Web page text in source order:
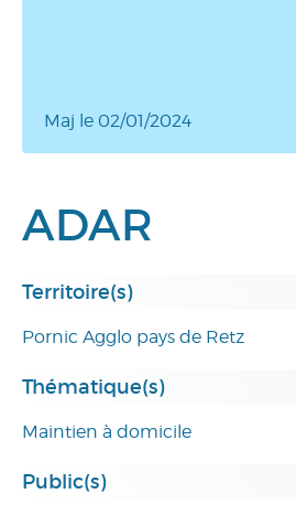
Maj le 02/01/2024
ADAR
Territoire(s)
Pornic Agglo pays de Retz
Thématique(s)
Maintien à domicile
Public(s)